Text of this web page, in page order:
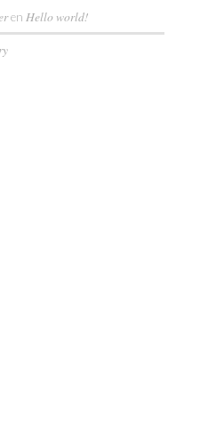
en Hello world!